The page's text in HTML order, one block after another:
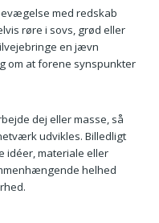
med redskab
røre i sovs, grød eller
en jævn
om at forene synspunkter
dej eller masse, så
udvikles. Billedligt
idéer, materiale eller
helhed